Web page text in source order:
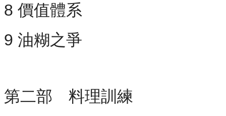
8 價值體系
9 油糊之爭
第二部 料理訓練